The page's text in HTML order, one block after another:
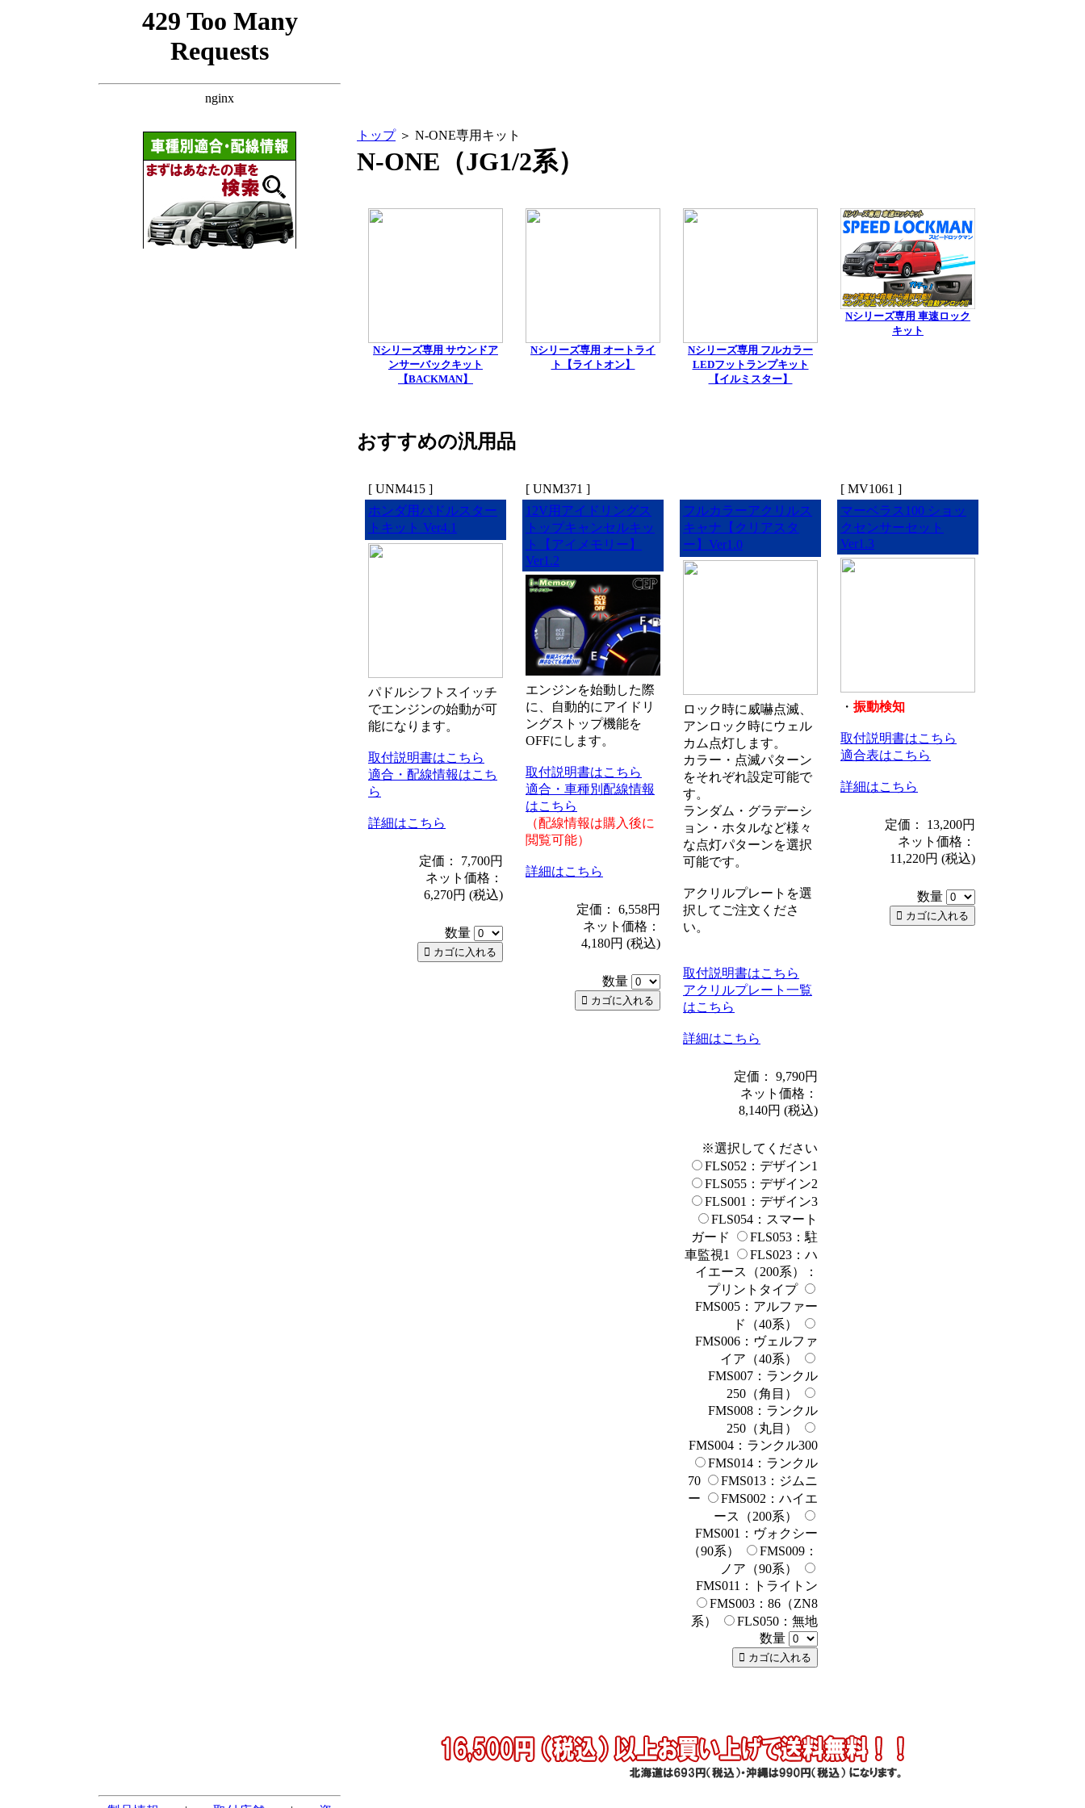
トップ＞ N-ONE専用キット
N-ONE（JG1/2系）
Nシリーズ専用 サウンドア
ンサーバックキット
【BACKMAN】
Nシリーズ専用 オートライ
ト【ライトオン】
Nシリーズ専用 フルカラー
LEDフットランプキット
【イルミスター】
Nシリーズ専用 車速ロック
キット
おすすめの汎用品
[ UNM415 ]
ホンダ用パドルスター
トキット Ver4.1
パドルシフトスイッチ
でエンジンの始動が可
能になります。
取付説明書はこちら
適合・配線情報はこち
ら
詳細はこちら
定価： 7,700円
ネット価格：
6,270円 (税込)
数量
[ UNM371 ]
12V用アイドリングス
トップキャンセルキッ
ト【アイメモリー】
Ver1.2
エンジンを始動した際
に、自動的にアイドリ
ングストップ機能を
OFFにします。
取付説明書はこちら
適合・車種別配線情報
はこちら
（配線情報は購入後に
閲覧可能）
詳細はこちら
定価： 6,558円
ネット価格：
4,180円 (税込)
数量
フルカラーアクリルス
キャナ【クリアスタ
ー】Ver1.0
ロック時に威嚇点滅、
アンロック時にウェル
カム点灯します。
カラー・点滅パターン
をそれぞれ設定可能で
す。
ランダム・グラデーシ
ョン・ホタルなど様々
な点灯パターンを選択
可能です。
アクリルプレートを選
択してご注文くださ
い。
取付説明書はこちら
アクリルプレート一覧
はこちら
詳細はこちら
定価： 9,790円
ネット価格：
8,140円 (税込)
※選択してください
FLS052：デザイン1
FLS055：デザイン2
FLS001：デザイン3
FLS054：スマート
ガード
FLS053：駐
車監視1
FLS023：ハ
イエース（200系）：
プリントタイプ
FMS005：アルファー
ド（40系）
FMS006：ヴェルファ
イア（40系）
FMS007：ランクル
250（角目）
FMS008：ランクル
250（丸目）
FMS004：ランクル300
FMS014：ランクル
70
FMS013：ジムニ
ー
FMS002：ハイエ
ース（200系）
FMS001：ヴォクシー
（90系）
FMS009：
ノア（90系）
FMS011：トライトン
FMS003：86（ZN8
系）
FLS050：無地
数量
[ MV1061 ]
マーベラス100 ショッ
クセンサーセット
Ver1.3
・ 振動検知
取付説明書はこちら
適合表はこちら
詳細はこちら
定価： 13,200円
ネット価格：
11,220円 (税込)
数量